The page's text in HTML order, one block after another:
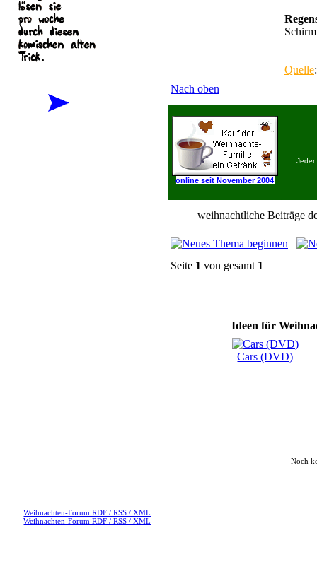
Quelle
Nach oben
online seit November 2004
Jeder
weihnachtliche Beiträge
Seite 1 von gesamt 1
Ideen für
Cars (DVD)
Noch
Weihnachten-Forum RDF / RSS / XML
Weihnachten-Forum RDF / RSS / XML